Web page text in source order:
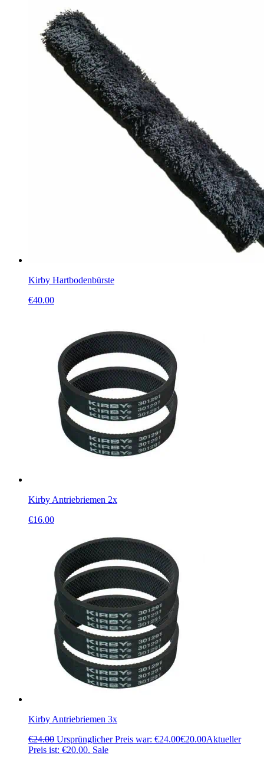
Kirby Hartbodenbürste
€40.00
Kirby Antriebriemen 2x
€16.00
Kirby Antriebriemen 3x
€24.00 Ursprünglicher Preis war: €24.00€20.00Aktueller
Preis ist: €20.00. Sale